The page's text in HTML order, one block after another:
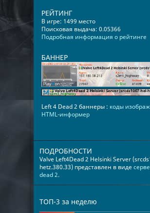
РЕЙТИНГ
В игре: 1499 место
Поисковая выдача: 0.05366
Подробная информация о рейтинге
БАННЕР
Left 4 Dead 2 баннеры : коды
HTML-информер
ПОДРОБНОСТИ
Valve Left4Dead 2 Helsinki Server
hetz.380.33) представлен в виде
dead 2.
ТОП-3 за неделю